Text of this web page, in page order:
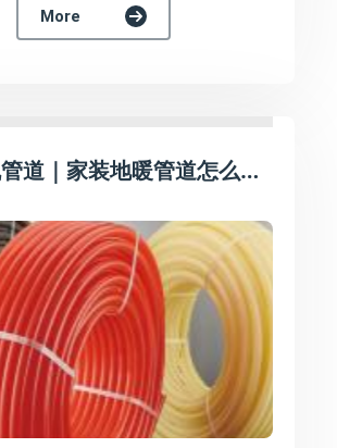
More
浙江亿帆管道｜家装地暖管道怎么选？亿帆PERT耐高温地暖管长效耐用